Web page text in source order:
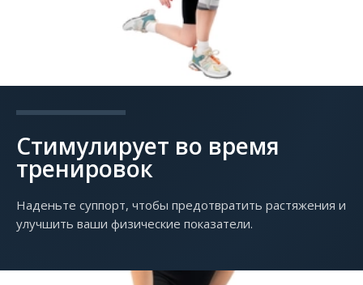
Стимулирует во время
тренировок
Наденьте суппорт, чтобы предотвратить растяжения и
улучшить ваши физические показатели.